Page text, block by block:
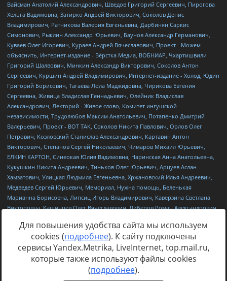
Источник:https://minjust.gov.ru/uploaded/files/reestr-
inostrannyih-agentov-22-03-2024.pdfданные на22.03.2024
Для повышения удобства сайта мы используем
cookies (подробнее). К сайту подключены
сервисы Yandex.Metrika, LiveInternet, top.mail.ru,
которые также используют файлы cookies
(подробнее).